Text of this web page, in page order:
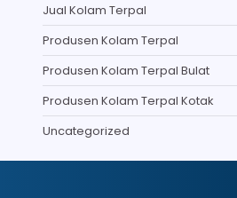
Jual Kolam Terpal
Produsen Kolam Terpal
Produsen Kolam Terpal Bulat
Produsen Kolam Terpal Kotak
Uncategorized